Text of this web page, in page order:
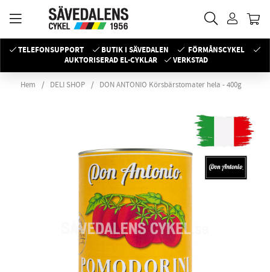
TELEFONSUPPORT BUTIK I SÄVEDALEN
FÖRMÅNSCYKEL
AUKTORISERAD EL-CYKLAR
VERKSTAD
Hem DELI SHOP DON ANTONIO Körsbärstomater hela - 400g